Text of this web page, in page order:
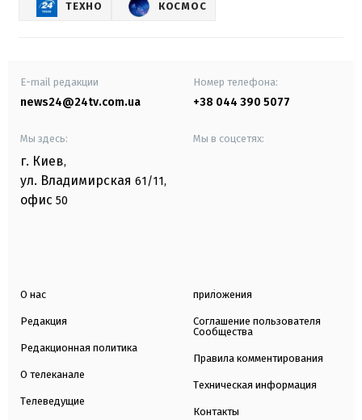
ТЕХНО КОСМОС
E-mail редакции
news24@24tv.com.ua
Номер телефона:
+38 044 390 5077
Мы здесь:
г. Киев,
ул. Владимирская 61/11,
офис 50
Мы в соцсетях:
О нас
Редакция
Редакционная политика
О телеканале
Телеведущие
приложения
Соглашение пользователя
Сообщества
Правила комментирования
Техническая информация
Контакты